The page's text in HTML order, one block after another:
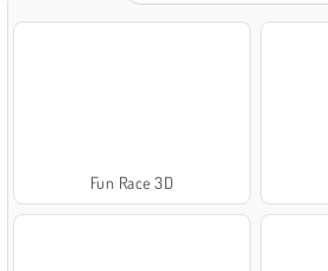
Fun Race 3D